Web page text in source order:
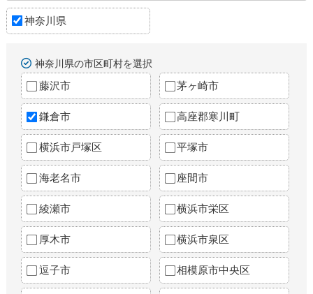
神奈川県
神奈川県の市区町村を選択
藤沢市 茅ヶ崎市
鎌倉市 高座郡寒川町
横浜市戸塚区 平塚市
海老名市 座間市
綾瀬市 横浜市栄区
厚木市 横浜市泉区
逗子市 相模原市中央区